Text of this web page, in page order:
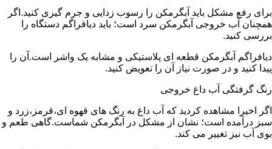
برای رفع مشکل باید آبگرمکن را رسوب زدایی و جرم گیری کنید.اگر
همچنان آب خروجی آبگرمکن سرد است؛ باید دیافراگم دستگاه را
بررسی کنید.
دیافراگم آبگرمکن قطعه ای پلاستیکی و مشابه یک واشر است.آن را
پیدا کنید و در صورت نیاز آن را تعویض کنید.
رنگ گرفتگی آب داغ خروجی
اگر اخیرا مشاهده کردید که آب داغ به رنگ های قهوه ای،قرمز،زرد و
سبز درآمده است؛ نشان از مشکل در آبگرمکن شماست.گاهی طعم و
بوی آب نیز تغییر می کند.